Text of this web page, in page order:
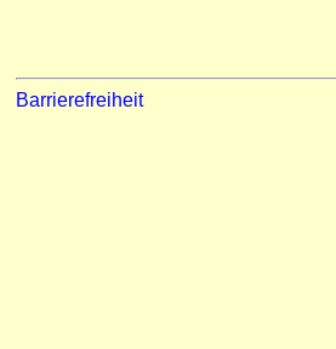
Barrierefreiheit